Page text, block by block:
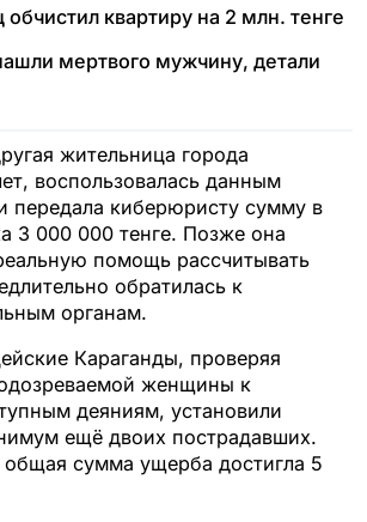
обчистил квартиру на 2 млн. тенге
мертвого мужчину, детали
жительница города
воспользовалась данным
передала киберюристу сумму в
3 000 000 тенге. Позже она
помощь рассчитывать
обратилась к
органам.
Караганды, проверяя
женщины к
деяниям, установили
ещё двоих пострадавших.
сумма ущерба достигла 5